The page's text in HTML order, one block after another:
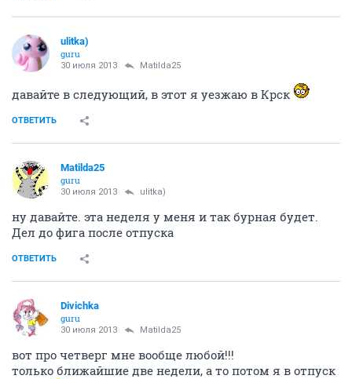
ulitka)
guru
30 июля 2013 Matilda25
давайте в следующий, в этот я уезжаю в Крск
ОТВЕТИТЬ
Matilda25
guru
30 июля 2013 ulitka)
ну давайте. эта неделя у меня и так бурная будет.
Дел до фига после отпуска
ОТВЕТИТЬ
Divichka
guru
30 июля 2013 Matilda25
вот про четверг мне вообще любой!!!
только ближайшие две недели, а то потом я в отпуск